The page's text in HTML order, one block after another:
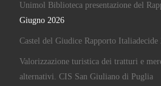
Unimol Biblioteca presentazione del
Giugno 2026
Castel del Giudice Rapporto Italiadecide
Valorizzazione turistica dei tratturi e
alternativi. CIS San Giuliano di Puglia